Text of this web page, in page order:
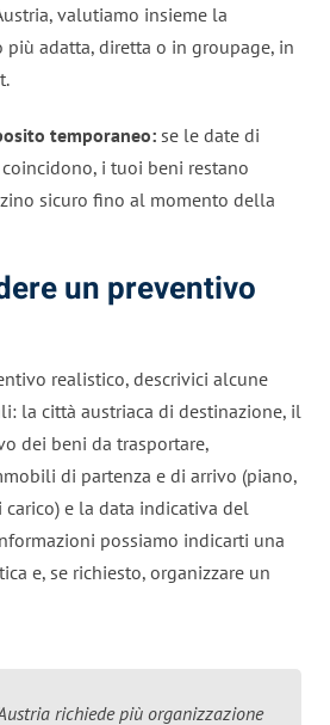
valutiamo insieme la
adatta, diretta o in groupage, in
temporaneo: se le date di
i tuoi beni restano
sicuro fino al momento della
un preventivo
realistico, descrivici alcune
la città austriaca di destinazione, il
dei beni da trasportare,
di partenza e di arrivo (piano,
carico) e la data indicativa del
possiamo indicarti una
e, se richiesto, organizzare un
richiede più organizzazione